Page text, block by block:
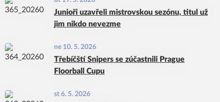
Junioři uzavřeli mistrovskou sezónu, titul už
jim nikdo nevezme
ne 10. 5. 2026
Třebíčští Snipers se zúčastnili Prague
Floorball Cupu
st 6. 5. 2026